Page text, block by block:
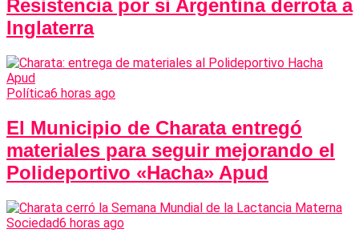
Resistencia por si Argentina derrota a
Inglaterra
Política6 horas ago
El Municipio de Charata entregó
materiales para seguir mejorando el
Polideportivo «Hacha» Apud
Sociedad6 horas ago